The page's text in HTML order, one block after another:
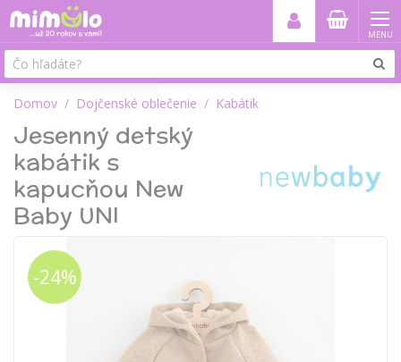
MENU
Domov Dojčenské oblečenie Kabátik
Jesenný detský
kabátik s
kapucňou New
Baby UNI
-24%